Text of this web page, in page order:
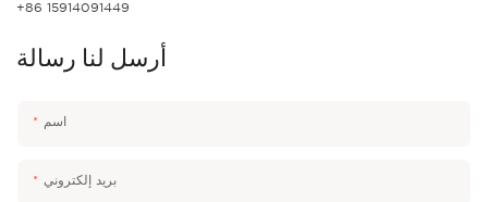
+86 15914091449
أرسل لنا رسالة
اسم
بريد إلكتروني